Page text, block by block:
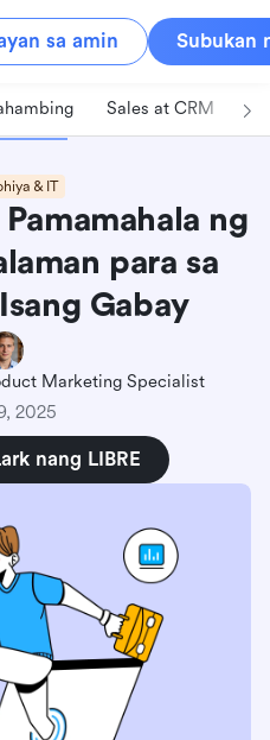
sa amin Subukan
Sales at CRM
& IT
ng
para sa
Gabay
Marketing Specialist
2025
nang LIBRE